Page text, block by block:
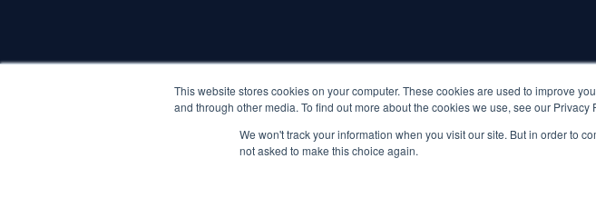
This website stores cookies on your computer. These cookies are used to improve
and through other media. To find out more about the cookies we use, see our Privacy
We won't track your information when you visit our site. But in order to
not asked to make this choice again.